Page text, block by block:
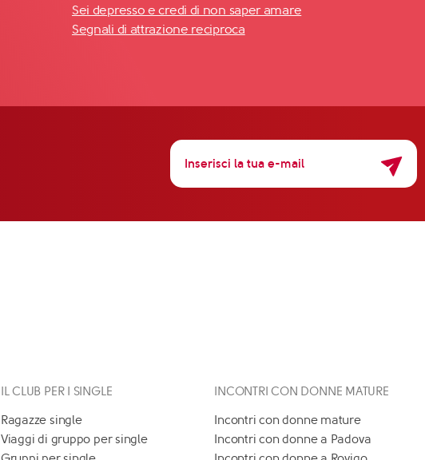
Sei depresso e credi di non saper amare
Segnali di attrazione reciproca
IL CLUB PER I SINGLE
Ragazze single
Viaggi di gruppo per single
INCONTRI CON DONNE MATURE
Incontri con donne mature
Incontri con donne a Padova